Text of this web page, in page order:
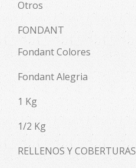
Otros
FONDANT
Fondant Colores
Fondant Alegria
1 Kg
1/2 Kg
RELLENOS Y COBERTURAS